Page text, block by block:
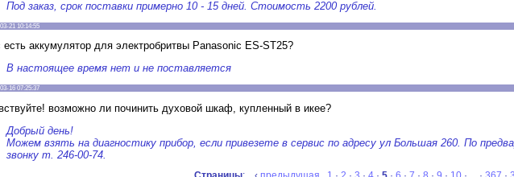
Под заказ, срок поставки примерно 10 - 15 дней. Стоимость 2200 рублей.
21 10:14:55
есть аккумулятор для электробритвы Panasonic ES-ST25?
В настоящее время нет и не поставляется
16 07:25:37
возможно ли починить духовой шкаф, купленный в икее?
Добрый день!
Можем взять на диагностику прибор, если привезете в сервис по адресу ул Большая 260. По
звонку т. 246-00-74.